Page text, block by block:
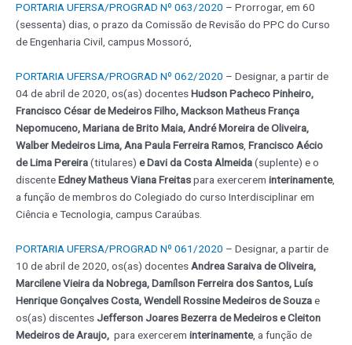
PORTARIA UFERSA/PROGRAD Nº 063/2020 – Prorrogar, em 60
(sessenta) dias, o prazo da Comissão de Revisão do PPC do Curso
de Engenharia Civil, campus Mossoró,
PORTARIA UFERSA/PROGRAD Nº 062/2020 – Designar, a partir de
04 de abril de 2020, os(as) docentesHudson Pacheco Pinheiro,
Francisco César de Medeiros Filho, Mackson Matheus França
Nepomuceno, Mariana de Brito Maia, André Moreira de Oliveira,
Walber Medeiros Lima, Ana Paula Ferreira Ramos, Francisco Aécio
de Lima Pereira(titulares) e Davi da Costa Almeida(suplente) e o
discenteEdney Matheus Viana Freitaspara exercerem interinamente,
a função de membros do Colegiado do curso Interdisciplinar em
Ciência e Tecnologia, campus Caraúbas.
PORTARIA UFERSA/PROGRAD Nº 061/2020 – Designar, a partir de
10 de abril de 2020, os(as) docentesAndrea Saraiva de Oliveira,
Marcilene Vieira da Nobrega, Damílson Ferreira dos Santos, Luís
Henrique Gonçalves Costa, Wendell Rossine Medeiros de Souzae
os(as) discentesJefferson Joares Bezerra de Medeiros e Cleiton
Medeiros de Araujo, para exercerem interinamente, a função de